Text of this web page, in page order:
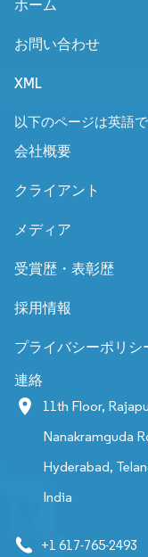
ホーム
お問い合わせ
XML
以下のページは英語
会社概要
クライアント
メディア
受賞歴・表彰歴
採用情報
プライバシーポリシ
連絡
11th Floor,
Nanakramguda
Hyderabad,
India
+1 617-765-2493